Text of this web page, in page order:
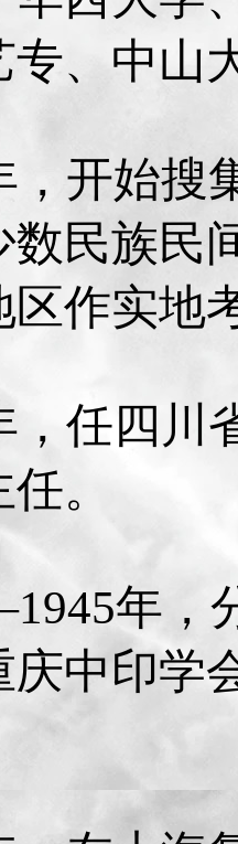
专、中山
，开始搜
数民族民
区作实地
，任四川
。
年，
庆中印学